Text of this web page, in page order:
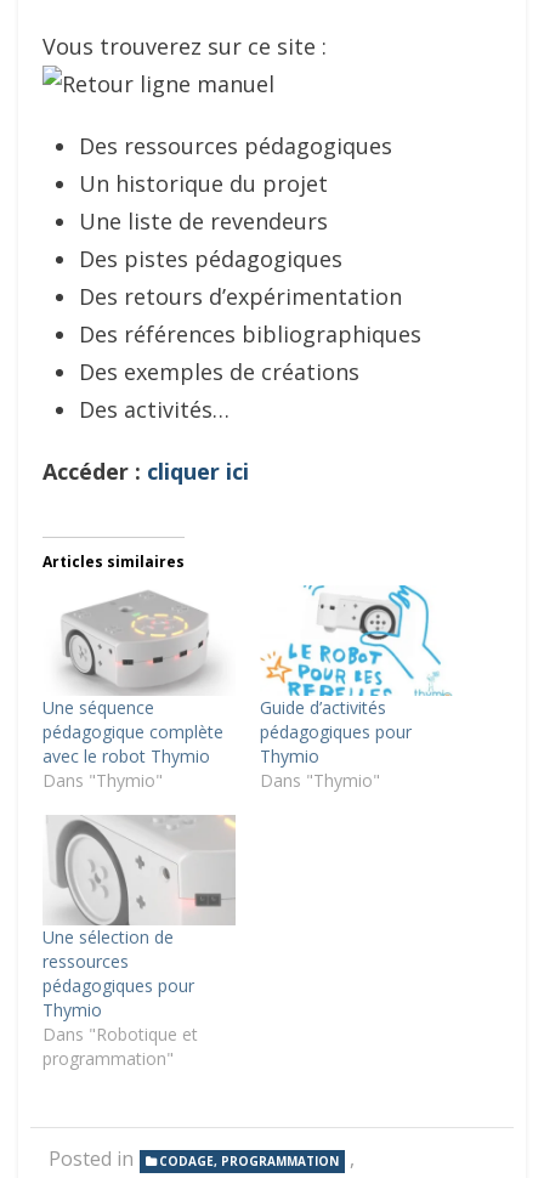
Vous trouverez sur ce site :
Des ressources pédagogiques
Un historique du projet
Une liste de revendeurs
Des pistes pédagogiques
Des retours d’expérimentation
Des références bibliographiques
Des exemples de créations
Des activités…
Accéder : cliquer ici
Articles similaires
Une séquence
pédagogique complète
avec le robot Thymio
Dans "Thymio"
Guide d’activités
pédagogiques pour
Thymio
Dans "Thymio"
Une sélection de
ressources
pédagogiques pour
Thymio
Dans "Robotique et
programmation"
Posted in CODAGE, PROGRAMMATION
,